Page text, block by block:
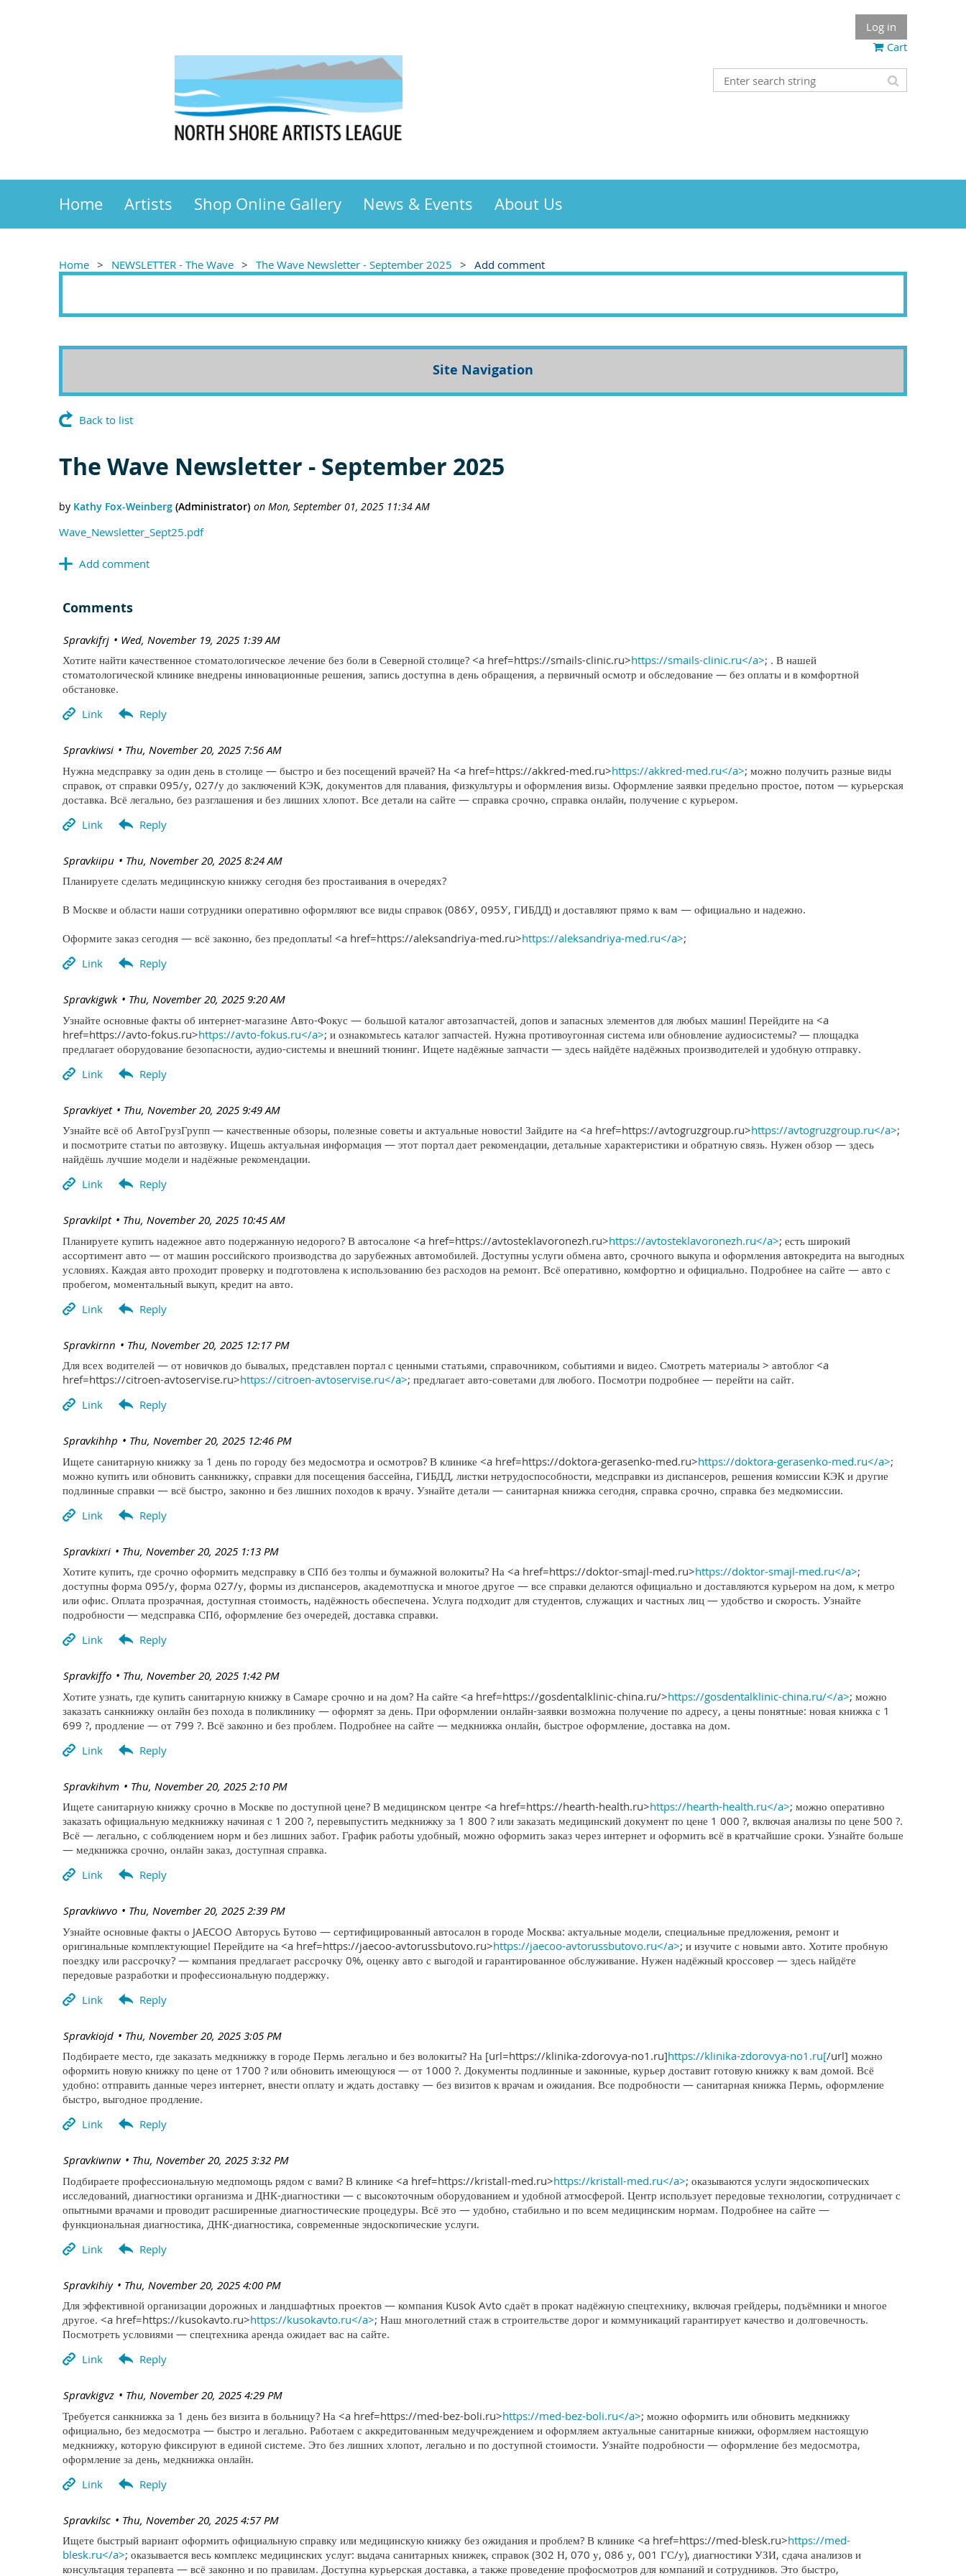
Log in
Cart
Home Artists Shop Online Gallery News & Events About Us
Home NEWSLETTER - The Wave The Wave Newsletter - September 2025 Add comment
Site Navigation
Back to list
The Wave Newsletter - September 2025
Wave_Newsletter_Sept25.pdf
Comments
Wed, November 19, 2025 1:39 AM
| Spravkifrj
Хотите найти качественное стоматологическое лечение без боли в Северной столице? <a href=https://smails-clinic.ru>https://smails-clinic.ru</a>; . В нашей
стоматологической клинике внедрены инновационные решения, запись доступна в день обращения, а первичный осмотр и обследование — без оплаты и в комфортной
обстановке.
Thu, November 20, 2025 7:56 AM
| Spravkiwsi
Нужна медсправку за один день в столице — быстро и без посещений врачей? На <a href=https://akkred-med.ru>https://akkred-med.ru</a>; можно получить разные виды
справок, от справки 095/у, 027/у до заключений КЭК, документов для плавания, физкультуры и оформления визы. Оформление заявки предельно простое, потом — курьерская
доставка. Всё легально, без разглашения и без лишних хлопот. Все детали на сайте — справка срочно, справка онлайн, получение с курьером.
Thu, November 20, 2025 8:24 AM
| Spravkiipu
Планируете сделать медицинскую книжку сегодня без простаивания в очередях?
В Москве и области наши сотрудники оперативно оформляют все виды справок (086У, 095У, ГИБДД) и доставляют прямо к вам — официально и надежно.
Оформите заказ сегодня — всё законно, без предоплаты! <a href=https://aleksandriya-med.ru>https://aleksandriya-med.ru</a>;
Thu, November 20, 2025 9:20 AM
| Spravkigwk
Узнайте основные факты об интернет-магазине Авто-Фокус — большой каталог автозапчастей, допов и запасных элементов для любых машин! Перейдите на <a
href=https://avto-fokus.ru>https://avto-fokus.ru</a>; и ознакомьтесь каталог запчастей. Нужна противоугонная система или обновление аудиосистемы? — площадка
предлагает оборудование безопасности, аудио-системы и внешний тюнинг. Ищете надёжные запчасти — здесь найдёте надёжных производителей и удобную отправку.
Thu, November 20, 2025 9:49 AM
| Spravkiyet
Узнайте всё об АвтоГрузГрупп — качественные обзоры, полезные советы и актуальные новости! Зайдите на <a href=https://avtogruzgroup.ru>https://avtogruzgroup.ru</a>;
и посмотрите статьи по автозвуку. Ищешь актуальная информация — этот портал дает рекомендации, детальные характеристики и обратную связь. Нужен обзор — здесь
найдёшь лучшие модели и надёжные рекомендации.
Thu, November 20, 2025 10:45 AM
| Spravkilpt
Планируете купить надежное авто подержанную недорого? В автосалоне <a href=https://avtosteklavoronezh.ru>https://avtosteklavoronezh.ru</a>; есть широкий
ассортимент авто — от машин российского производства до зарубежных автомобилей. Доступны услуги обмена авто, срочного выкупа и оформления автокредита на выгодных
условиях. Каждая авто проходит проверку и подготовлена к использованию без расходов на ремонт. Всё оперативно, комфортно и официально. Подробнее на сайте — авто с
пробегом, моментальный выкуп, кредит на авто.
Thu, November 20, 2025 12:17 PM
| Spravkirnn
Для всех водителей — от новичков до бывалых, представлен портал с ценными статьями, справочником, событиями и видео. Смотреть материалы > автоблог <a
href=https://citroen-avtoservise.ru>https://citroen-avtoservise.ru</a>; предлагает авто-советами для любого. Посмотри подробнее — перейти на сайт.
Thu, November 20, 2025 12:46 PM
| Spravkihhp
Ищете санитарную книжку за 1 день по городу без медосмотра и осмотров? В клинике <a href=https://doktora-gerasenko-med.ru>https://doktora-gerasenko-med.ru</a>;
можно купить или обновить санкнижку, справки для посещения бассейна, ГИБДД, листки нетрудоспособности, медсправки из диспансеров, решения комиссии КЭК и другие
подлинные справки — всё быстро, законно и без лишних походов к врачу. Узнайте детали — санитарная книжка сегодня, справка срочно, справка без медкомиссии.
Thu, November 20, 2025 1:13 PM
| Spravkixri
Хотите купить, где срочно оформить медсправку в СПб без толпы и бумажной волокиты? На <a href=https://doktor-smajl-med.ru>https://doktor-smajl-med.ru</a>;
доступны форма 095/у, форма 027/у, формы из диспансеров, академотпуска и многое другое — все справки делаются официально и доставляются курьером на дом, к метро
или офис. Оплата прозрачная, доступная стоимость, надёжность обеспечена. Услуга подходит для студентов, служащих и частных лиц — удобство и скорость. Узнайте
подробности — медсправка СПб, оформление без очередей, доставка справки.
Thu, November 20, 2025 1:42 PM
| Spravkiffo
Хотите узнать, где купить санитарную книжку в Самаре срочно и на дом? На сайте <a href=https://gosdentalklinic-china.ru/>https://gosdentalklinic-china.ru/</a>; можно
заказать санкнижку онлайн без похода в поликлинику — оформят за день. При оформлении онлайн-заявки возможна получение по адресу, а цены понятные: новая книжка с 1
699 ?, продление — от 799 ?. Всё законно и без проблем. Подробнее на сайте — медкнижка онлайн, быстрое оформление, доставка на дом.
Thu, November 20, 2025 2:10 PM
| Spravkihvm
Ищете санитарную книжку срочно в Москве по доступной цене? В медицинском центре <a href=https://hearth-health.ru>https://hearth-health.ru</a>; можно оперативно
заказать официальную медкнижку начиная с 1 200 ?, перевыпустить медкнижку за 1 800 ? или заказать медицинский документ по цене 1 000 ?, включая анализы по цене 500 ?.
Всё — легально, с соблюдением норм и без лишних забот. График работы удобный, можно оформить заказ через интернет и оформить всё в кратчайшие сроки. Узнайте больше
— медкнижка срочно, онлайн заказ, доступная справка.
Thu, November 20, 2025 2:39 PM
| Spravkiwvo
Узнайте основные факты о JAECOO Авторусь Бутово — сертифицированный автосалон в городе Москва: актуальные модели, специальные предложения, ремонт и
оригинальные комплектующие! Перейдите на <a href=https://jaecoo-avtorussbutovo.ru>https://jaecoo-avtorussbutovo.ru</a>; и изучите с новыми авто. Хотите пробную
поездку или рассрочку? — компания предлагает рассрочку 0%, оценку авто с выгодой и гарантированное обслуживание. Нужен надёжный кроссовер — здесь найдёте
передовые разработки и профессиональную поддержку.
Thu, November 20, 2025 3:05 PM
| Spravkiojd
Подбираете место, где заказать медкнижку в городе Пермь легально и без волокиты? На [url=https://klinika-zdorovya-no1.ru]https://klinika-zdorovya-no1.ru[/url] можно
оформить новую книжку по цене от 1700 ? или обновить имеющуюся — от 1000 ?. Документы подлинные и законные, курьер доставит готовую книжку к вам домой. Всё
удобно: отправить данные через интернет, внести оплату и ждать доставку — без визитов к врачам и ожидания. Все подробности — санитарная книжка Пермь, оформление
быстро, выгодное продление.
Thu, November 20, 2025 3:32 PM
| Spravkiwnw
Подбираете профессиональную медпомощь рядом с вами? В клинике <a href=https://kristall-med.ru>https://kristall-med.ru</a>; оказываются услуги эндоскопических
исследований, диагностики организма и ДНК-диагностики — с высокоточным оборудованием и удобной атмосферой. Центр использует передовые технологии, сотрудничает с
опытными врачами и проводит расширенные диагностические процедуры. Всё это — удобно, стабильно и по всем медицинским нормам. Подробнее на сайте —
функциональная диагностика, ДНК-диагностика, современные эндоскопические услуги.
Thu, November 20, 2025 4:00 PM
| Spravkihiy
Для эффективной организации дорожных и ландшафтных проектов — компания Kusok Avto сдаёт в прокат надёжную спецтехнику, включая грейдеры, подъёмники и многое
другое. <a href=https://kusokavto.ru>https://kusokavto.ru</a>; Наш многолетний стаж в строительстве дорог и коммуникаций гарантирует качество и долговечность.
Посмотреть условиями — спецтехника аренда ожидает вас на сайте.
Thu, November 20, 2025 4:29 PM
| Spravkigvz
Требуется санкнижка за 1 день без визита в больницу? На <a href=https://med-bez-boli.ru>https://med-bez-boli.ru</a>; можно оформить или обновить медкнижку
официально, без медосмотра — быстро и легально. Работаем с аккредитованным медучреждением и оформляем актуальные санитарные книжки, оформляем настоящую
медкнижку, которую фиксируют в единой системе. Это без лишних хлопот, легально и по доступной стоимости. Узнайте подробности — оформление без медосмотра,
оформление за день, медкнижка онлайн.
Thu, November 20, 2025 4:57 PM
| Spravkilsc
Ищете быстрый вариант оформить официальную справку или медицинскую книжку без ожидания и проблем? В клинике <a href=https://med-blesk.ru>https://med-
blesk.ru</a>; оказывается весь комплекс медицинских услуг: выдача санитарных книжек, справок (302 Н, 070 у, 086 у, 001 ГС/у), диагностики УЗИ, сдача анализов и
консультация терапевта — всё законно и по правилам. Доступна курьерская доставка, а также проведение профосмотров для компаний и сотрудников. Это быстро,